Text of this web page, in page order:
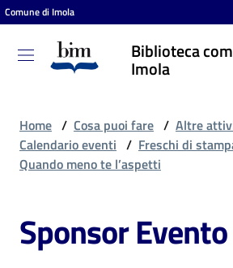
Vai al contenuto
Vai alla navigazione
Vai al footer
Comune di Imola
Biblioteca
Imola
Biblioteca
comunale
Cosa
Home / Cosa puoi fare / Altre
Calendario eventi / Freschi di
Quando meno te l’aspetti
Sponsor Evento